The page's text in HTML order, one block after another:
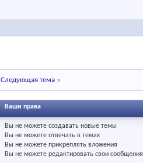
Следующая тема »
Ваши права
Вы не можетесоздавать новые темы
Вы не можетеотвечать в темах
Вы не можетеприкреплять вложения
Вы не можетередактировать свои сообщения